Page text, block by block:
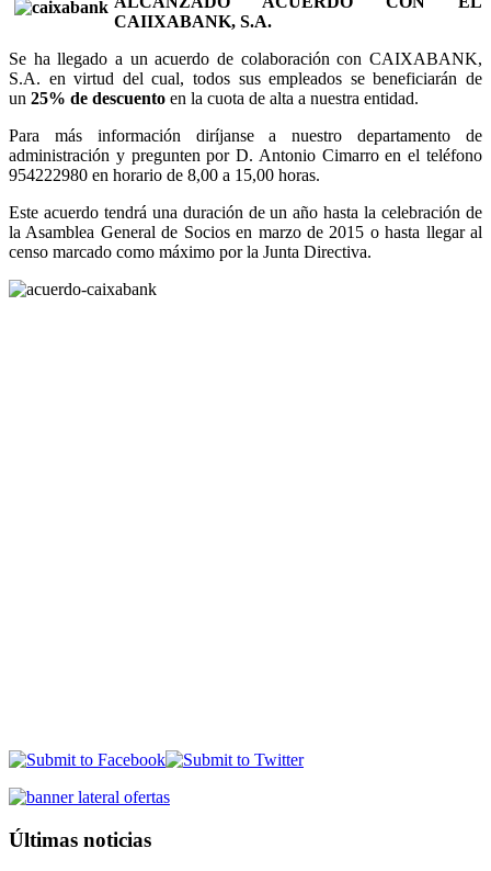
CAIIXABANK, S.A.
Se ha llegado a un acuerdo de colaboración con CAIXABANK,
S.A. en virtud del cual, todos sus empleados se beneficiarán de
un 25% de descuento en la cuota de alta a nuestra entidad.
Para más información diríjanse a nuestro departamento de
administración y pregunten por D. Antonio Cimarro en el teléfono
954222980 en horario de 8,00 a 15,00 horas.
Este acuerdo tendrá una duración de un año hasta la celebración de
la Asamblea General de Socios en marzo de 2015 o hasta llegar al
censo marcado como máximo por la Junta Directiva.
Últimas noticias